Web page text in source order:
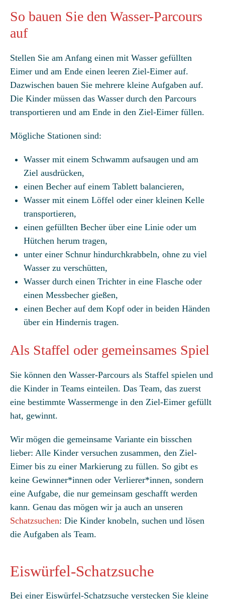
So bauen Sie den Wasser-Parcours
auf
Stellen Sie am Anfang einen mit Wasser gefüllten
Eimer und am Ende einen leeren Ziel-Eimer auf.
Dazwischen bauen Sie mehrere kleine Aufgaben auf.
Die Kinder müssen das Wasser durch den Parcours
transportieren und am Ende in den Ziel-Eimer füllen.
Mögliche Stationen sind:
Wasser mit einem Schwamm aufsaugen und am
Ziel ausdrücken,
einen Becher auf einem Tablett balancieren,
Wasser mit einem Löffel oder einer kleinen Kelle
transportieren,
einen gefüllten Becher über eine Linie oder um
Hütchen herum tragen,
unter einer Schnur hindurchkrabbeln, ohne zu viel
Wasser zu verschütten,
Wasser durch einen Trichter in eine Flasche oder
einen Messbecher gießen,
einen Becher auf dem Kopf oder in beiden Händen
über ein Hindernis tragen.
Als Staffel oder gemeinsames Spiel
Sie können den Wasser-Parcours als Staffel spielen und
die Kinder in Teams einteilen. Das Team, das zuerst
eine bestimmte Wassermenge in den Ziel-Eimer gefüllt
hat, gewinnt.
Wir mögen die gemeinsame Variante ein bisschen
lieber: Alle Kinder versuchen zusammen, den Ziel-
Eimer bis zu einer Markierung zu füllen. So gibt es
keine Gewinner*innen oder Verlierer*innen, sondern
eine Aufgabe, die nur gemeinsam geschafft werden
kann. Genau das mögen wir ja auch an unseren
Schatzsuchen: Die Kinder knobeln, suchen und lösen
die Aufgaben als Team.
Eiswürfel-Schatzsuche
Bei einer Eiswürfel-Schatzsuche verstecken Sie kleine